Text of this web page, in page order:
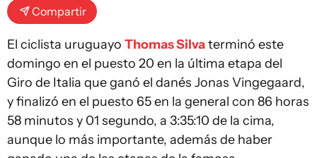
Compartir
El ciclista uruguayo Thomas Silvaterminó este
domingo en el puesto 20 en la última etapa del
Giro de Italia que ganó el danés Jonas Vingegaard,
y finalizó en el puesto 65 en la general con 86 horas
58 minutos y 01 segundo, a 3:35:10 de la cima,
aunque lo más importante, además de haber